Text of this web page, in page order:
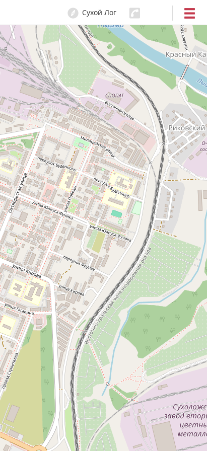
Сухой Лог